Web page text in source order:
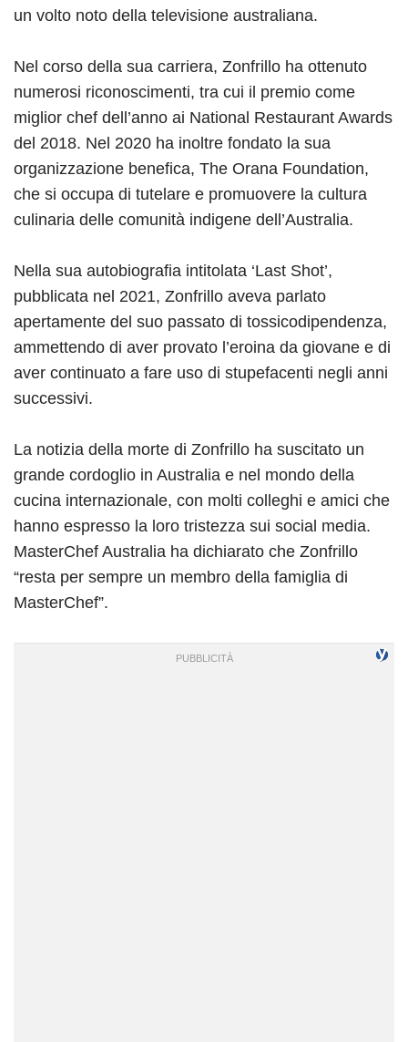
un volto noto della televisione australiana.
Nel corso della sua carriera, Zonfrillo ha ottenuto
numerosi riconoscimenti, tra cui il premio come
miglior chef dell’anno ai National Restaurant Awards
del 2018. Nel 2020 ha inoltre fondato la sua
organizzazione benefica, The Orana Foundation,
che si occupa di tutelare e promuovere la cultura
culinaria delle comunità indigene dell’Australia.
Nella sua autobiografia intitolata ‘Last Shot’,
pubblicata nel 2021, Zonfrillo aveva parlato
apertamente del suo passato di tossicodipendenza,
ammettendo di aver provato l’eroina da giovane e di
aver continuato a fare uso di stupefacenti negli anni
successivi.
La notizia della morte di Zonfrillo ha suscitato un
grande cordoglio in Australia e nel mondo della
cucina internazionale, con molti colleghi e amici che
hanno espresso la loro tristezza sui social media.
MasterChef Australia ha dichiarato che Zonfrillo
“resta per sempre un membro della famiglia di
MasterChef”.